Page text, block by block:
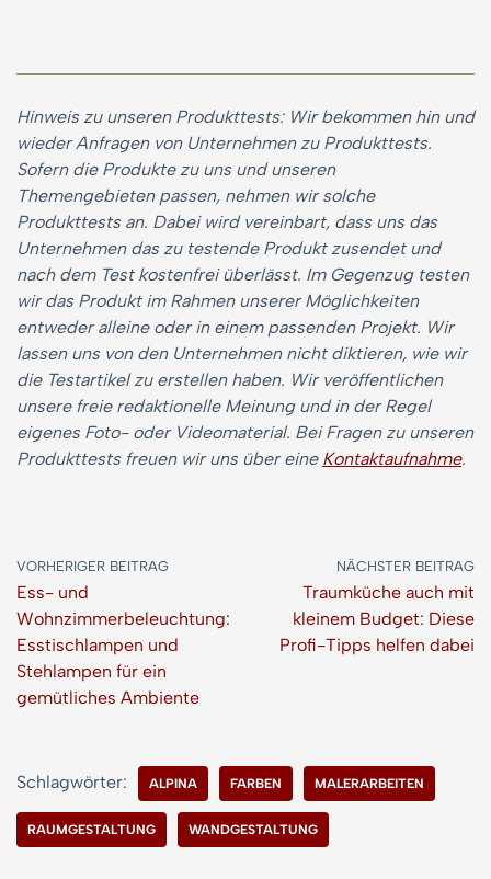
Hinweis zu unseren Produkttests: Wir bekommen hin und
wieder Anfragen von Unternehmen zu Produkttests.
Sofern die Produkte zu uns und unseren
Themengebieten passen, nehmen wir solche
Produkttests an. Dabei wird vereinbart, dass uns das
Unternehmen das zu testende Produkt zusendet und
nach dem Test kostenfrei überlässt. Im Gegenzug testen
wir das Produkt im Rahmen unserer Möglichkeiten
entweder alleine oder in einem passenden Projekt. Wir
lassen uns von den Unternehmen nicht diktieren, wie wir
die Testartikel zu erstellen haben. Wir veröffentlichen
unsere freie redaktionelle Meinung und in der Regel
eigenes Foto- oder Videomaterial. Bei Fragen zu unseren
Produkttests freuen wir uns über eine Kontaktaufnahme.
VORHERIGER BEITRAG
Ess- und
Wohnzimmerbeleuchtung:
Esstischlampen und
Stehlampen für ein
gemütliches Ambiente
NÄCHSTER BEITRAG
Traumküche auch mit
kleinem Budget: Diese
Profi-Tipps helfen dabei
Schlagwörter: ALPINA FARBEN MALERARBEITEN
RAUMGESTALTUNG WANDGESTALTUNG